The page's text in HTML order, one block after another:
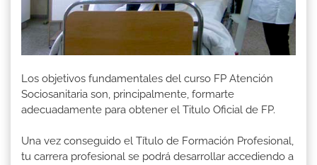
Los objetivos fundamentales del curso FP Atención
Sociosanitaria son, principalmente, formarte
adecuadamente para obtener el Titulo Oficial de FP.
Una vez conseguido el Título de Formación Profesional,
tu carrera profesional se podrá desarrollar accediendo a